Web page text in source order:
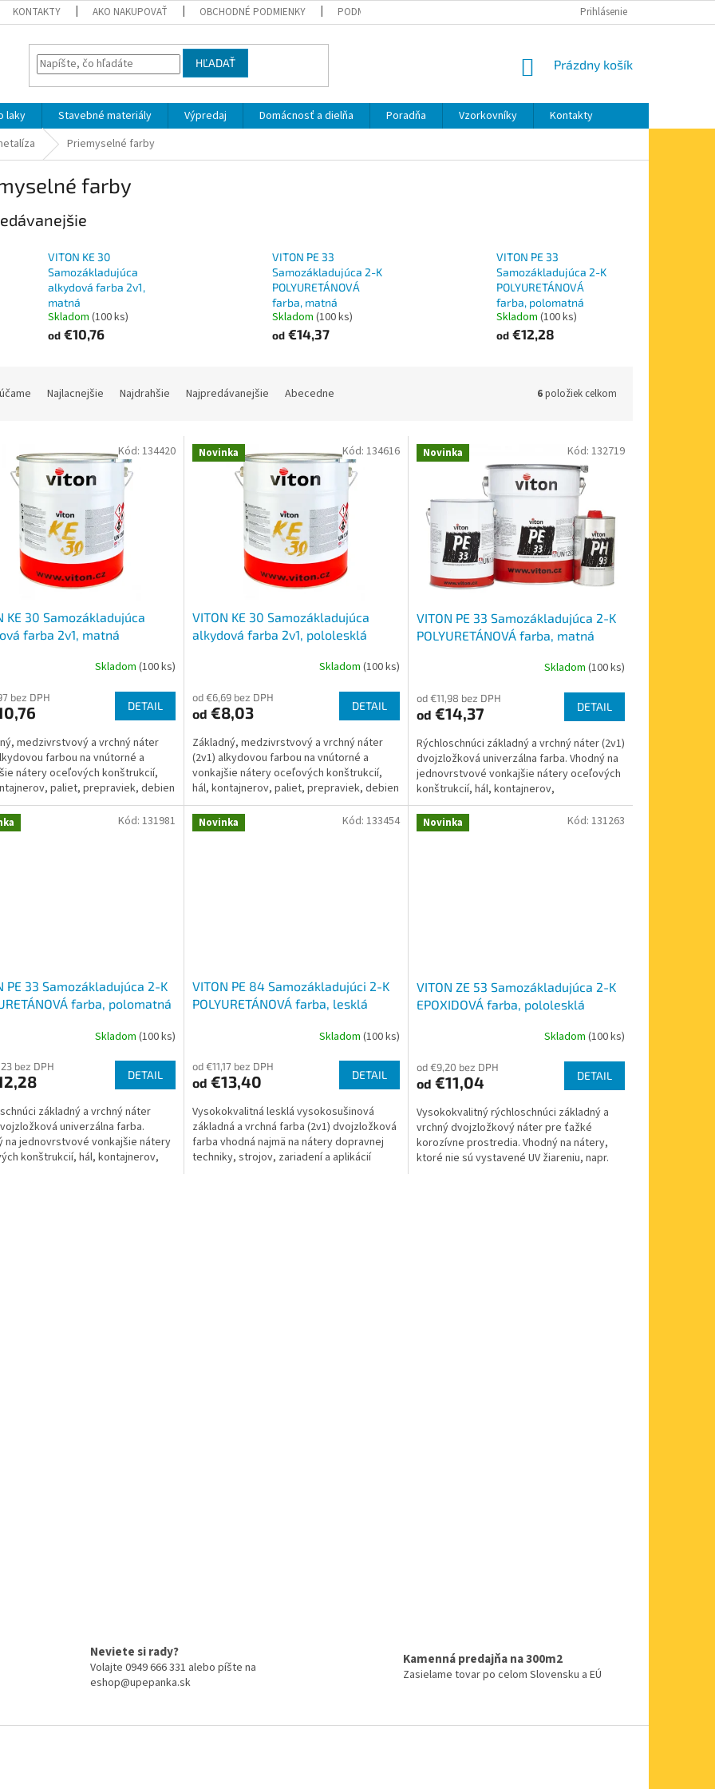
KONTAKTY AKO NAKUPOVAŤ OBCHODNÉ PODMIENKY PODMIENKY OCHRANY OSOBNÝCH ÚDAJOV MOJA OBJEDNÁVKA
Prihlásenie
HĽADAŤ
NÁKUPNÝ
Prázdny košík
laky Stavebné materiály Výpredaj Domácnosť a dielňa Poradňa Vzorkovníky
Kontakty
Priemyselné farby
farby
VITON KE 30
Samozákladujúca
alkydová farba 2v1,
matná
Skladom (100 ks)
od €10,76
VITON PE 33
Samozákladujúca 2-K
POLYURETÁNOVÁ
farba, matná
Skladom (100 ks)
od€14,37
VITON PE 33
Samozákladujúca 2-K
POLYURETÁNOVÁ
farba, polomatná
Skladom (100 ks)
od€12,28
Najlacnejšie Najdrahšie Najpredávanejšie Abecedne 6položiek celkom
KE 30 Samozákladujúca
farba 2v1, matná
Skladom (100 ks)
bez DPH
DETAIL
medzivrstvový a vrchný náter
farbou na vnútorné a
nátery oceľových konštrukcií,
paliet, prepraviek, debien
Nanáša...
Kód: 134420 Novinka
VITON KE 30 Samozákladujúca
alkydová farba 2v1, pololesklá
Skladom (100 ks)
od €6,69 bez DPH
od €8,03 DETAIL
Základný, medzivrstvový a vrchný náter
(2v1) alkydovou farbou na vnútorné a
vonkajšie nátery oceľových konštrukcií,
hál, kontajnerov, paliet, prepraviek, debien
a dreva. Nanáša...
Kód: 134616 Novinka
VITON PE 33 Samozákladujúca 2-K
POLYURETÁNOVÁ farba, matná
produktu
je
z
5
hviezdičiek.
Skladom (100 ks)
od €11,98 bez DPH
od €14,37 DETAIL
Rýchloschnúci základný a vrchný náter (2v1)
dvojzložková univerzálna farba. Vhodný na
jednovrstvové vonkajšie nátery oceľových
konštrukcií, hál, kontajnerov,
dopravníkov,...
Kód: 132719
PE 33 Samozákladujúca 2-K
farba, polomatná
Skladom (100 ks)
bez DPH
DETAIL
základný a vrchný náter
univerzálna farba.
na jednovrstvové vonkajšie nátery
konštrukcií, hál, kontajnerov,
Kód: 131981 Novinka
VITON PE 84 Samozákladujúci 2-K
POLYURETÁNOVÁ farba, lesklá
Skladom (100 ks)
od €11,17 bez DPH
od €13,40 DETAIL
Vysokokvalitná lesklá vysokosušinová
základná a vrchná farba (2v1) dvojzložková
farba vhodná najmä na nátery dopravnej
techniky, strojov, zariadení a aplikácií
Kód: 133454 Novinka
VITON ZE 53 Samozákladujúca 2-K
EPOXIDOVÁ farba, pololesklá
Skladom (100 ks)
od €9,20 bez DPH
od €11,04 DETAIL
Vysokokvalitný rýchloschnúci základný a
vrchný dvojzložkový náter pre ťažké
korozívne prostredia. Vhodný na nátery,
ktoré nie sú vystavené UV žiareniu, napr.
Kód: 131263
Neviete si rady?
Volajte 0949 666 331 alebo píšte na
eshop@upepanka.sk
Kamenná predajňa na 300m2
Zasielame tovar po celom Slovensku a EÚ